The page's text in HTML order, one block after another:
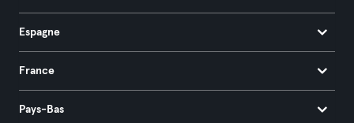
Espagne
France
Pays-Bas